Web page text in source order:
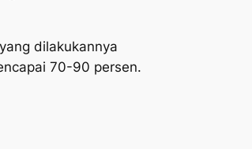
dilakukannya
70-90 persen.